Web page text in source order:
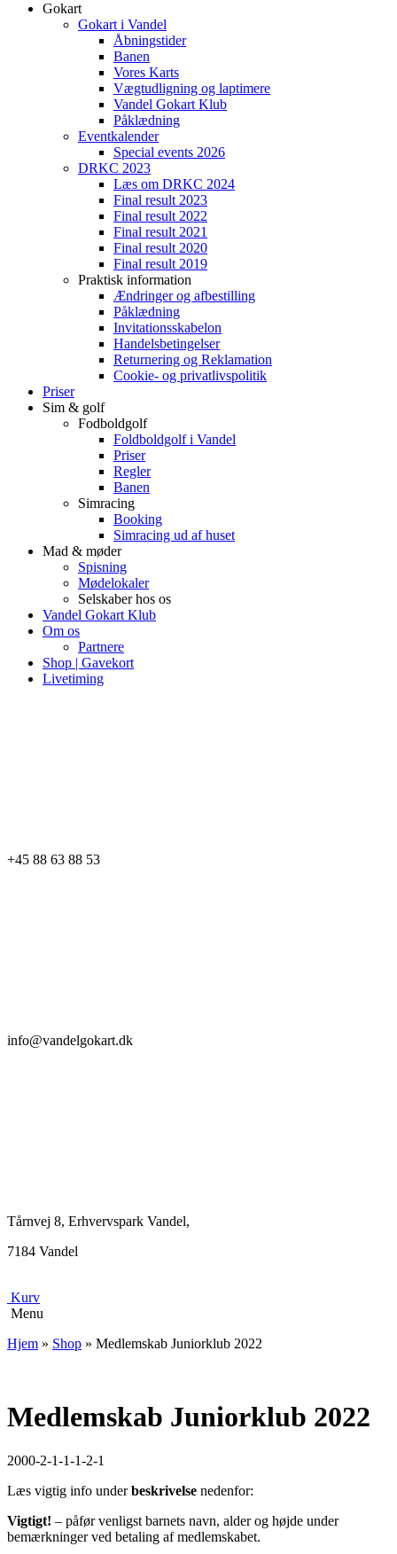
Gokart
Gokart i Vandel
Åbningstider
Banen
Vores Karts
Vægtudligning og laptimere
Vandel Gokart Klub
Påklædning
Eventkalender
Special events 2026
DRKC 2023
Læs om DRKC 2024
Final result 2023
Final result 2022
Final result 2021
Final result 2020
Final result 2019
Praktisk information
Ændringer og afbestilling
Påklædning
Invitationsskabelon
Handelsbetingelser
Returnering og Reklamation
Cookie- og privatlivspolitik
Priser
Sim & golf
Fodboldgolf
Foldboldgolf i Vandel
Priser
Regler
Banen
Simracing
Booking
Simracing ud af huset
Mad & møder
Spisning
Mødelokaler
Selskaber hos os
Vandel Gokart Klub
Om os
Partnere
Shop | Gavekort
Livetiming
+45 88 63 88 53
info@vandelgokart.dk
Tårnvej 8, Erhvervspark Vandel,
7184 Vandel
Kurv
Menu
Hjem » Shop » Medlemskab Juniorklub 2022
Medlemskab Juniorklub 2022
2000-2-1-1-1-2-1
Læs vigtig info underbeskrivelse nedenfor:
Vigtigt! – påfør venligst barnets navn, alder og højde under
bemærkninger ved betaling af medlemskabet.